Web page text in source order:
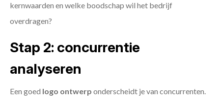
kernwaarden en welke boodschap wil het bedrijf
overdragen?
Stap 2: concurrentie
analyseren
Een goed logo ontwerp onderscheidt je van concurrenten.